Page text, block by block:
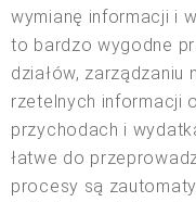
wymianę informacji i
to bardzo wygodne
działów, zarządzaniu
rzetelnych informacji
przychodach i
łatwe do
procesy są